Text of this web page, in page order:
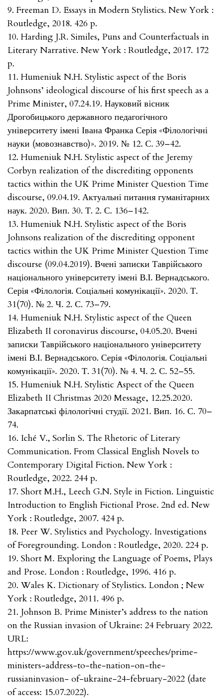
9. Freeman D. Essays in Modern Stylistics. New York :
Routledge, 2018. 426 p.
10. Harding J.R. Similes, Puns and Counterfactuals in
Literary Narrative. New York : Routledge, 2017. 172
p.
11. Humeniuk N.H. Stylistic aspect of the Boris
Johnsons’ ideological discourse of his first speech as a
Prime Minister, 07.24.19. Науковий вісник
Дрогобицького державного педагогічного
університету імені Івана Франка Серія «Філологічні
науки (мовознавство)». 2019. № 12. С. 39–42.
12. Humeniuk N.H. Stylistic aspect of the Jeremy
Corbyn realization of the discrediting opponents
tactics within the UK Prime Minister Question Time
discourse, 09.04.19. Актуальні питання гуманітарних
наук. 2020. Вип. 30. Т. 2. С. 136–142.
13. Humeniuk N.H. Stylistic aspect of the Boris
Johnsons realization of the discrediting opponent
tactics within the UK Prime Minister Question Time
discourse (09.04.2019). Вчені записки Таврійського
національного університету імені В.І. Вернадського.
Серія «Філологія. Соціальні комунікації». 2020. Т.
31(70). № 2. Ч. 2. С. 73–79.
14. Humeniuk N.H. Stylistic aspect of the Queen
Elizabeth II coronavirus discourse, 04.05.20. Вчені
записки Таврійського національного університету
імені В.І. Вернадського. Серія «Філологія. Соціальні
комунікації». 2020. Т. 31(70). № 4. Ч. 2. С. 52–55.
15. Humeniuk N.H. Stylistic Aspect of the Queen
Elizabeth II Christmas 2020 Message, 12.25.2020.
Закарпатські філологічні студії. 2021. Вип. 16. С. 70–
74.
16. Iché V., Sorlin S. The Rhetoric of Literary
Communication. From Classical English Novels to
Contemporary Digital Fiction. New York :
Routledge, 2022. 244 p.
17. Short M.H., Leech G.N. Style in Fiction. Linguistic
Introduction to English Fictional Prose. 2nd ed. New
York : Routledge, 2007. 424 p.
18. Peer W. Stylistics and Psychology. Investigations
of Foregrounding. London : Routledge, 2020. 224 p.
19. Short M. Exploring the Language of Poems, Plays
and Prose. London : Routledge, 1996. 416 p.
20. Wales K. Dictionary of Stylistics. London ; New
York : Routledge, 2011. 496 p.
21. Johnson B. Prime Minister’s address to the nation
on the Russian invasion of Ukraine: 24 February 2022.
URL:
https://www.gov.uk/government/speeches/prime-
ministers-address-to-the-nation-on-the-
russianinvasion- of-ukraine-24-february-2022 (date
of access: 15.07.2022).